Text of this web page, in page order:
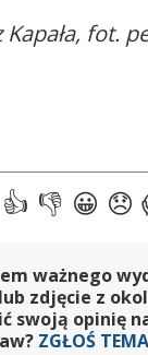
fot.
ważnego
zdjęcie z
swoją opinię
ZGŁOŚ